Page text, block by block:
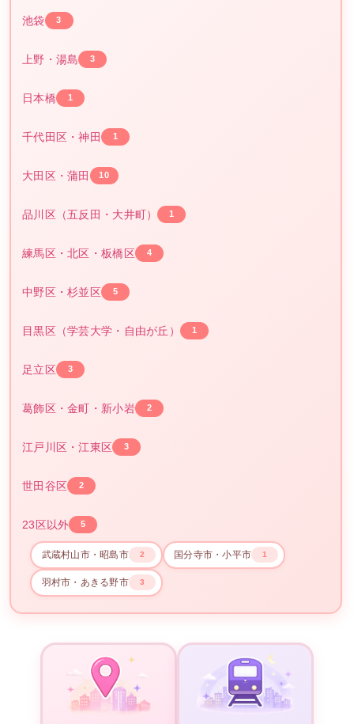
池袋 3
上野・湯島 3
日本橋 1
千代田区・神田 1
大田区・蒲田 10
品川区（五反田・大井町） 1
練馬区・北区・板橋区 4
中野区・杉並区 5
目黒区（学芸大学・自由が丘） 1
足立区 3
葛飾区・金町・新小岩 2
江戸川区・江東区 3
世田谷区 2
23区以外 5
武蔵村山市・昭島市 2 国分寺市・小平市 1
羽村市・あきる野市 3